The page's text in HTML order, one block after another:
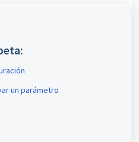
un parámetro